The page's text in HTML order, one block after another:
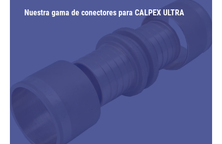
Nuestra gama de conectores para CALPEX ULTRA